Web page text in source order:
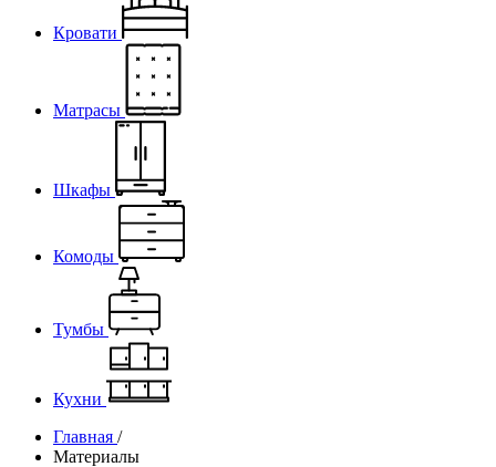
Кровати
Матрасы
Шкафы
Комоды
Тумбы
Кухни
Главная /
Материалы